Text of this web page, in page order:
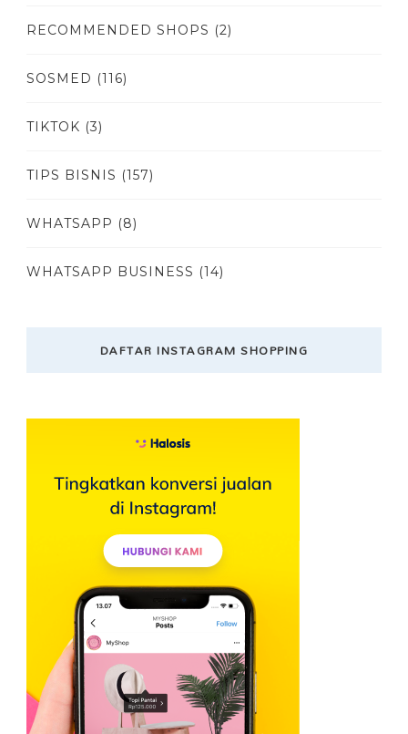
RECOMMENDED SHOPS (2)
SOSMED (116)
TIKTOK (3)
TIPS BISNIS (157)
WHATSAPP (8)
WHATSAPP BUSINESS (14)
DAFTAR INSTAGRAM SHOPPING